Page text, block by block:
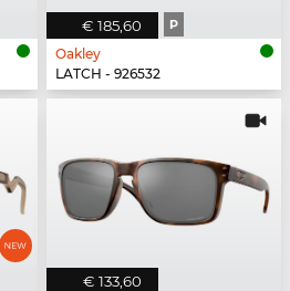
€ 185,60 P
Oakley
LATCH - 926532
€ 133,60